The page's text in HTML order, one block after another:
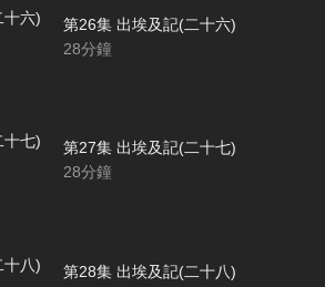
第26集 出埃及記(二十六)
28分鐘
第27集 出埃及記(二十七)
28分鐘
第28集 出埃及記(二十八)